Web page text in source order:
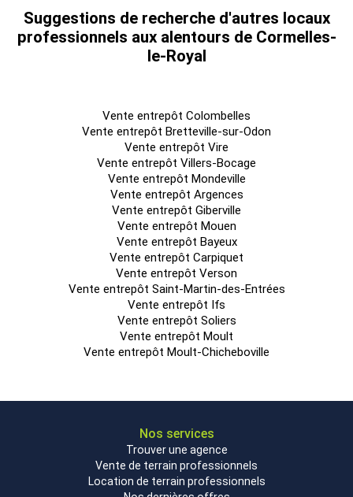
Suggestions de recherche d'autres locaux
professionnels aux alentours de Cormelles-
le-Royal
Vente entrepôt Colombelles
Vente entrepôt Bretteville-sur-Odon
Vente entrepôt Vire
Vente entrepôt Villers-Bocage
Vente entrepôt Mondeville
Vente entrepôt Argences
Vente entrepôt Giberville
Vente entrepôt Mouen
Vente entrepôt Bayeux
Vente entrepôt Carpiquet
Vente entrepôt Verson
Vente entrepôt Saint-Martin-des-Entrées
Vente entrepôt Ifs
Vente entrepôt Soliers
Vente entrepôt Moult
Vente entrepôt Moult-Chicheboville
Nos services
Trouver une agence
Vente de terrain professionnels
Location de terrain professionnels